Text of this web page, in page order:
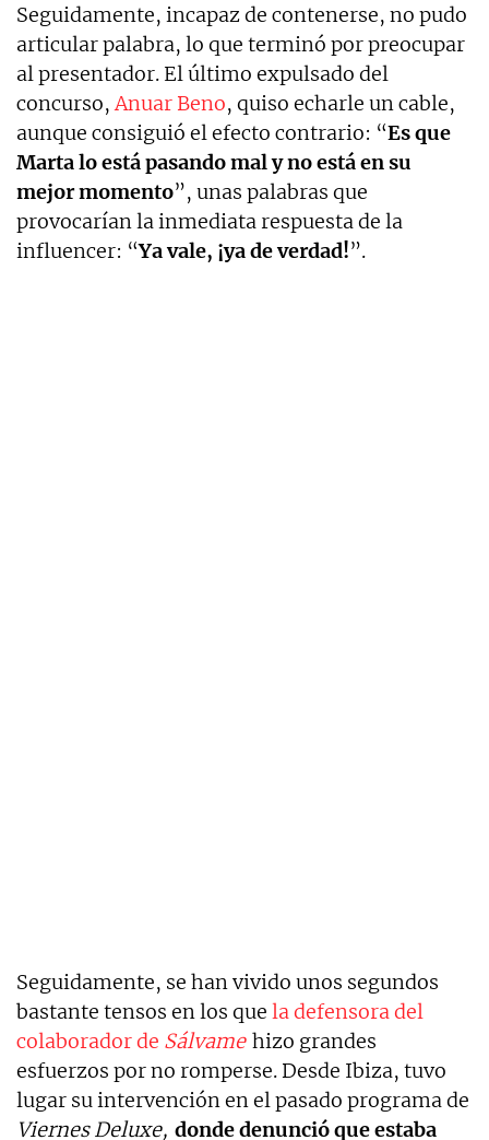
Seguidamente, incapaz de contenerse, no pudo
articular palabra, lo que terminó por preocupar
al presentador. El último expulsado del
concurso,Anuar Beno, quiso echarle un cable,
aunque consiguió el efecto contrario: “Es que
Marta lo está pasando mal y no está en su
mejor momento”, unas palabras que
provocarían la inmediata respuesta de la
influencer: “Ya vale, ¡ya de verdad!”.
Seguidamente, se han vivido unos segundos
bastante tensos en los que la defensora del
colaborador de Sálvame hizo grandes
esfuerzos por no romperse. Desde Ibiza, tuvo
lugar su intervención en el pasado programa de
Viernes Deluxe, donde denunció que estaba